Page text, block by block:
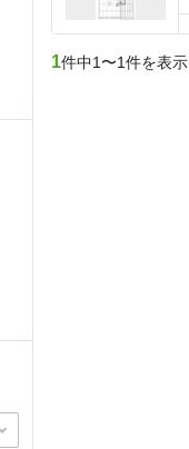
1件中1〜1件を表示